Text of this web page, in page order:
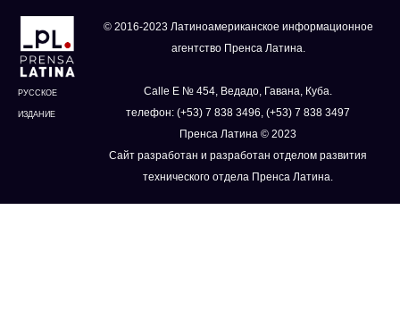
РУССКОЕ
ИЗДАНИЕ
© 2016-2023 Латиноамериканское информационное
агентство Пренса Латина.
Calle E № 454, Ведадо, Гавана, Куба.
телефон: (+53) 7 838 3496, (+53) 7 838 3497
Пренса Латина © 2023
Сайт разработан и разработан отделом развития
технического отдела Пренса Латина.